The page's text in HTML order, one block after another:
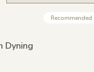
Recommended
Dyning